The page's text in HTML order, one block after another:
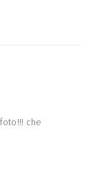
che